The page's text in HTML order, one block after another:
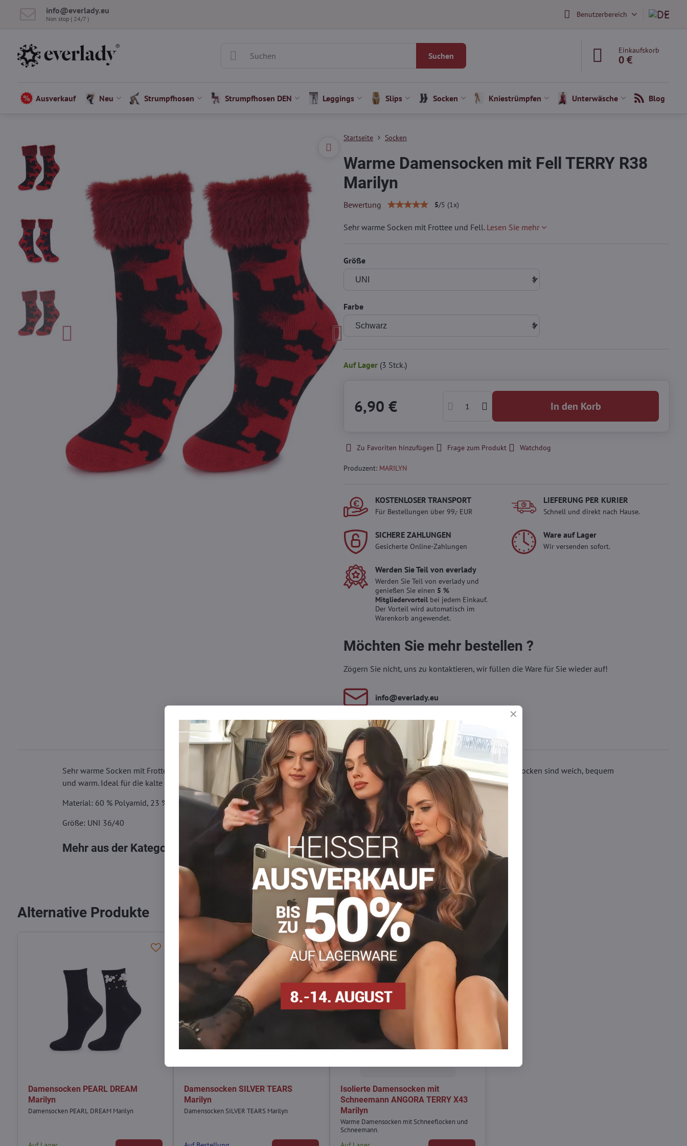
info​​@everlady​​.eu
Non stop ( 24/7 ) Benutzerbereich
Suchen
Einkaufskorb
0 €
Ausverkauf Neu Strumpfhosen Strumpfhosen DEN Leggings Slips Socken Kniestrümpfen Unterwäsche Blog
Startseite Socken
Warme Damensocken mit Fell TERRY R38
Marilyn
Bewertung 5/5 (1x)
Sehr warme Socken mit Frottee und Fell. Lesen Sie mehr
Größe
Farbe
Auf Lager (3 Stck.)
6,90 € In den Korb
Zu Favoriten hinzufügen Frage zum Produkt Watchdog
Produzent: MARILYN
KOSTENLOSER TRANSPORT
Für Bestellungen über 99,- EUR
LIEFERUNG PER KURIER
Schnell und direkt nach Hause.
SICHERE ZAHLUNGEN
Gesicherte Online-Zahlungen
Ware auf Lager
Wir versenden sofort.
Werden Sie Teil von everlady
Werden Sie Teil von everlady und
genießen Sie einen 5 %
Mitgliedervorteilbei jedem Einkauf.
Der Vorteil wird automatisch im
Warenkorb angewendet.
Möchten Sie mehr bestellen ?
Zögern Sie nicht, uns zu kontaktieren, wir füllen die Ware für Sie wieder auf!
info​​@everlady​​.eu
Beschreibung Bewertungen Diskussion
Sehr warme Socken mit Frottee und Fell. Rentiermuster mit Fellschwanz. Hergestellt aus Garn höchster Qualität - Angorawolle. Die Socken sind weich, bequem
und warm. Ideal für die kalte Wintersaison.
Material: 60 % Polyamid, 23 % Acryl, 7 % Viskose, 5 % Wolle, 3 % Angora, 2 % Elasthan
Größe: UNI 36/40
Mehr aus der Kategorie Gemusterte Socken
FacebookTwitter BlueskyPinterestRedditLinkedInWhatsApp
E-
mail
Alternative Produkte
Damensocken PEARL DREAM
Marilyn
Damensocken PEARL DREAM Marilyn
Damensocken SILVER TEARS
Marilyn
Damensocken SILVER TEARS Marilyn
Isolierte Damensocken mit
Schneemann ANGORA TERRY X43
Marilyn
Warme Damensocken mit Schneeflocken und
Schneemann.